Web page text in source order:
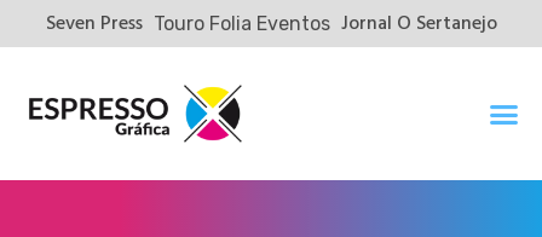
Seven Press Touro Folia Eventos Jornal O Sertanejo